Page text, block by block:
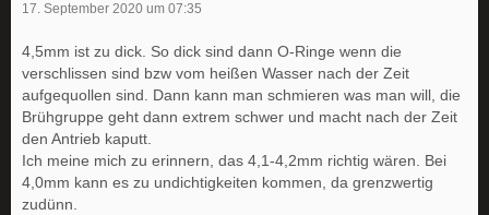
17. September 2020 um 07:35
4,5mm ist zu dick. So dick sind dann O-Ringe wenn die
verschlissen sind bzw vom heißen Wasser nach der Zeit
aufgequollen sind. Dann kann man schmieren was man will, die
Brühgruppe geht dann extrem schwer und macht nach der Zeit
den Antrieb kaputt.
Ich meine mich zu erinnern, das 4,1-4,2mm richtig wären. Bei
4,0mm kann es zu undichtigkeiten kommen, da grenzwertig
zudünn.